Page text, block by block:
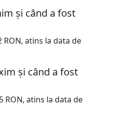
și când a fost
atins la data de
și când a fost
RON, atins la data de